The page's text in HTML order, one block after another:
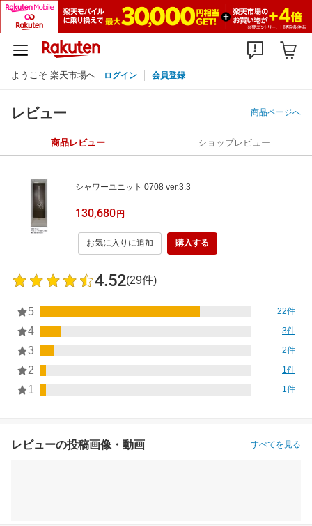
ようこそ 楽天市場へ ログイン 会員登録
レビュー 商品ページへ
商品レビュー ショップレビュー
シャワーユニット 0708 ver.3.3
130,680円
お気に入りに追加 購入する
4.52(29件)
5 22件
4 3件
3 2件
2 1件
1 1件
レビューの投稿画像・動画 すべてを見る